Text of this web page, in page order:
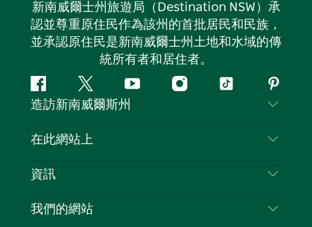
新南威爾士州旅遊局（Destination NSW）承
認並尊重原住民作為該州的首批居民和民族，
並承認原住民是新南威爾士州土地和水域的傳
統所有者和居住者。
Facebook嘰
嘰
喳
Youtube Instagram
抖
造訪新南威爾斯州
聯絡我們
隱私
Cookie 通知
在此網站上
目的地
新南威爾斯州公路旅行
資訊
旅行資訊
我們的網站